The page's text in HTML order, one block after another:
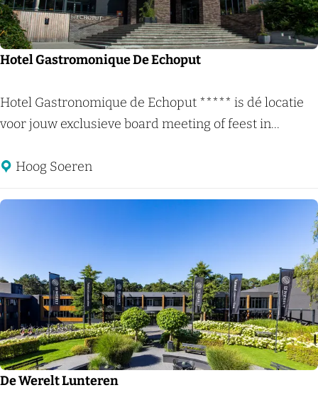
n
c
o
g
r
s
e
u
m
B
e
l
Hotel Gastromonique De Echoput
H
o
e
G
r
o
m
o
n
Hotel Gastronomique de Echoput ***** is dé locatie
voor jouw exclusieve board meeting of feest in...
Hoog Soeren
De Werelt Lunteren